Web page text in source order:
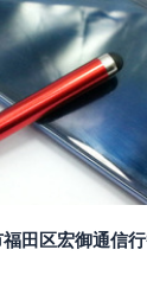
田区宏御通信